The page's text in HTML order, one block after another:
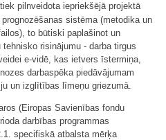
pilnveidota iepriekšējā projektā
sistēma (metodika un
to būtiski paplašinot un
risinājumu - darba tirgus
e-vidē, kas ietvers īstermiņa,
darbaspēka piedāvājumam
un izglītības līmeņu griezumā.
(Eiropas Savienības fondu
darbības programmas
specifiskā atbalsta mērķa